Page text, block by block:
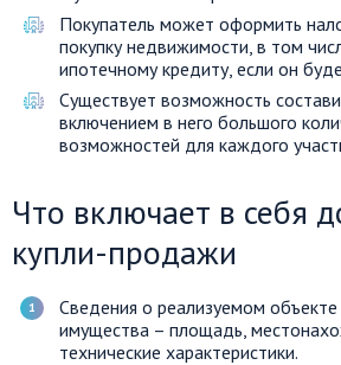
Покупатель может оформить
покупку недвижимости, в том
ипотечному кредиту, если он
Существует возможность
включением в него большого
возможностей для каждого
Что включает в себя
купли-продажи
Сведения о реализуемом
имущества – площадь,
технические характеристики.